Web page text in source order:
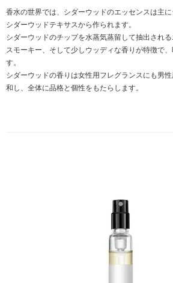
香水の世界では、シダーウッドのエッセンスは主に
シダーウッドテキサスから作られます。
シダーウッドのチップを水蒸気蒸留して抽出され
スモーキー、そして少しウッディな香りが特徴で
す。
シダーウッドの香りは女性用フレグランスにも男
和し、全体に品格と個性をもたらします。